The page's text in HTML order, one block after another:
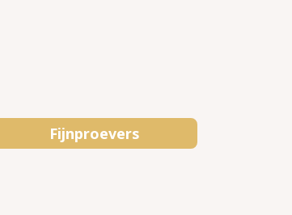
Fijnproevers